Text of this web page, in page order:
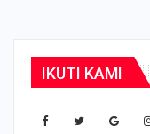
IKUTI KAMI